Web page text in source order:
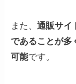
また、通販サイ
であることが多
可能です。